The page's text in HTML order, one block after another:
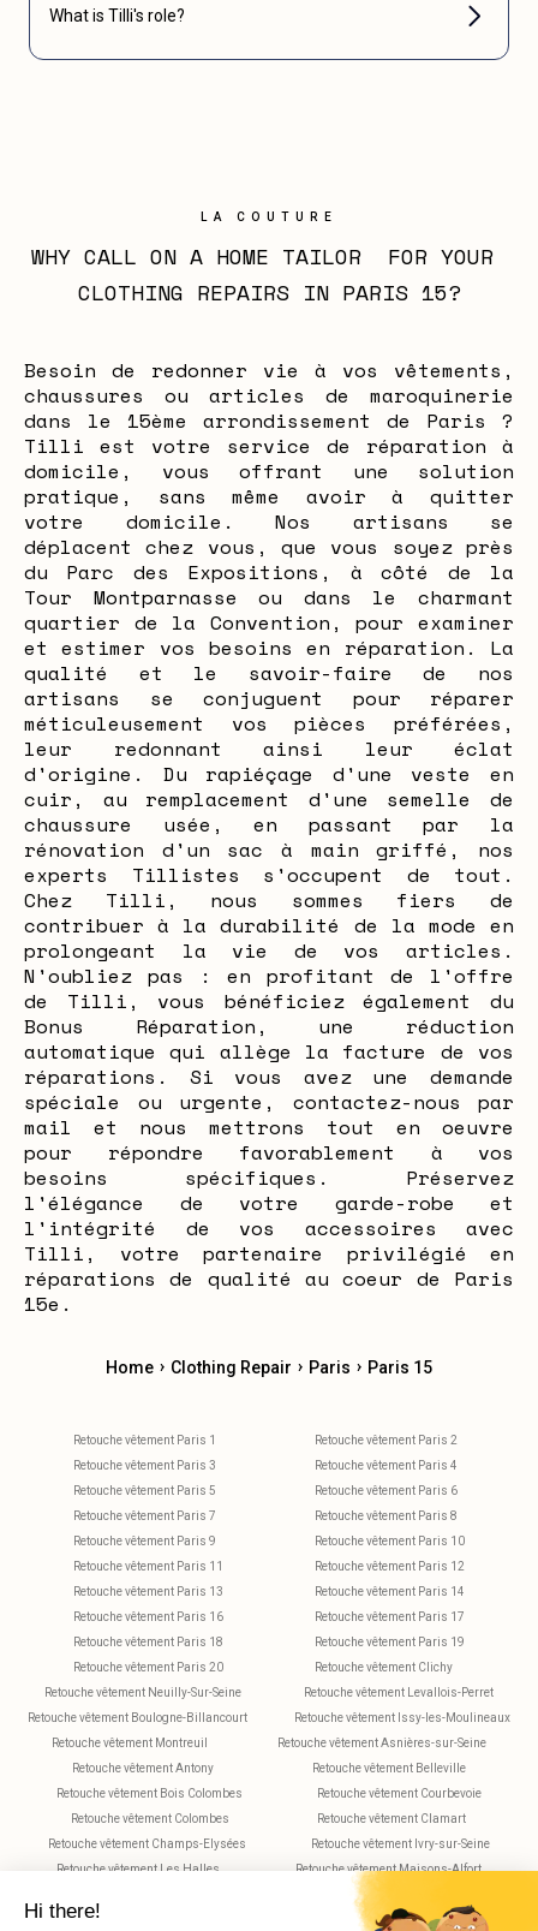
What is Tilli's role?
LA COUTURE
WHY CALL ON A HOME TAILOR  FOR YOUR
CLOTHING REPAIRS IN PARIS 15?
Besoin de redonner vie à vos vêtements,
chaussures ou articles de maroquinerie
dans le 15ème arrondissement de Paris ?
Tilli est votre service de réparation à
domicile, vous offrant une solution
pratique, sans même avoir à quitter
votre domicile. Nos artisans se
déplacent chez vous, que vous soyez près
du Parc des Expositions, à côté de la
Tour Montparnasse ou dans le charmant
quartier de la Convention, pour examiner
et estimer vos besoins en réparation. La
qualité et le savoir-faire de nos
artisans se conjuguent pour réparer
méticuleusement vos pièces préférées,
leur redonnant ainsi leur éclat
d'origine. Du rapiéçage d'une veste en
cuir, au remplacement d'une semelle de
chaussure usée, en passant par la
rénovation d'un sac à main griffé, nos
experts Tillistes s'occupent de tout.
Chez Tilli, nous sommes fiers de
contribuer à la durabilité de la mode en
prolongeant la vie de vos articles.
N'oubliez pas : en profitant de l'offre
de Tilli, vous bénéficiez également du
Bonus Réparation, une réduction
automatique qui allège la facture de vos
réparations. Si vous avez une demande
spéciale ou urgente, contactez-nous par
mail et nous mettrons tout en oeuvre
pour répondre favorablement à vos
besoins spécifiques. Préservez
l'élégance de votre garde-robe et
l'intégrité de vos accessoires avec
Tilli, votre partenaire privilégié en
réparations de qualité au coeur de Paris
15e.
Home › Clothing Repair › Paris › Paris 15
Retouche vêtement Paris 1
Retouche vêtement Paris 2
Retouche vêtement Paris 3
Retouche vêtement Paris 4
Retouche vêtement Paris 5
Retouche vêtement Paris 6
Retouche vêtement Paris 7
Retouche vêtement Paris 8
Retouche vêtement Paris 9
Retouche vêtement Paris 10
Retouche vêtement Paris 11
Retouche vêtement Paris 12
Retouche vêtement Paris 13
Retouche vêtement Paris 14
Retouche vêtement Paris 16
Retouche vêtement Paris 17
Retouche vêtement Paris 18
Retouche vêtement Paris 19
Retouche vêtement Paris 20
Retouche vêtement Clichy
Retouche vêtement Neuilly-Sur-Seine
Retouche vêtement Levallois-Perret
Retouche vêtement Boulogne-Billancourt
Retouche vêtement Issy-les-Moulineaux
Retouche vêtement Montreuil
Retouche vêtement Asnières-sur-Seine
Retouche vêtement Antony
Retouche vêtement Belleville
Retouche vêtement Bois Colombes
Retouche vêtement Courbevoie
Retouche vêtement Colombes
Retouche vêtement Clamart
Retouche vêtement Champs-Elysées
Retouche vêtement Ivry-sur-Seine
Retouche vêtement Les Halles
Retouche vêtement Maisons-Alfort
Retouche vêtement Nanterre
Retouche vêtement Plaisance
Retouche vêtement Saint-Maur-des-Fossés